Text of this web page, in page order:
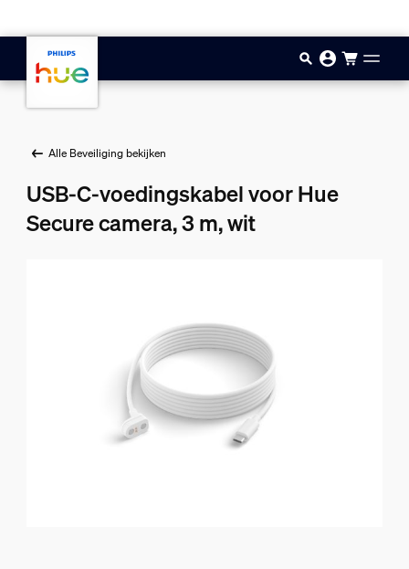
Alle Beveiliging bekijken
USB-C-voedingskabel voor Hue
Secure camera, 3 m, wit